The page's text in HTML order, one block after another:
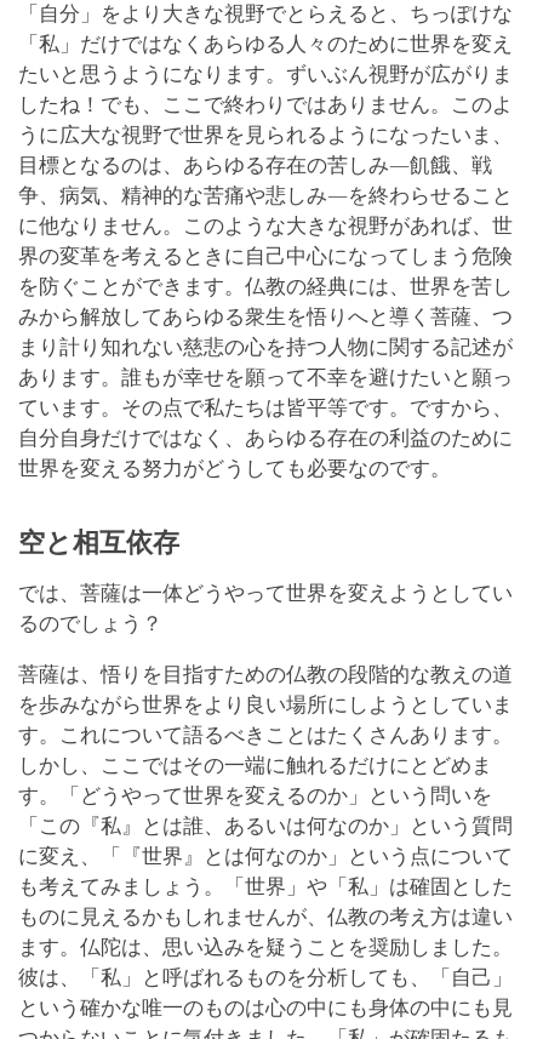
「自分」をより大きな視野でとらえると、ちっぽけな
「私」だけではなくあらゆる人々のために世界を変え
たいと思うようになります。ずいぶん視野が広がりま
したね！でも、ここで終わりではありません。このよ
うに広大な視野で世界を見られるようになったいま、
目標となるのは、あらゆる存在の苦しみ―飢餓、戦
争、病気、精神的な苦痛や悲しみ―を終わらせること
に他なりません。このような大きな視野があれば、世
界の変革を考えるときに自己中心になってしまう危険
を防ぐことができます。仏教の経典には、世界を苦し
みから解放してあらゆる衆生を悟りへと導く菩薩、つ
まり計り知れない慈悲の心を持つ人物に関する記述が
あります。誰もが幸せを願って不幸を避けたいと願っ
ています。その点で私たちは皆平等です。ですから、
自分自身だけではなく、あらゆる存在の利益のために
世界を変える努力がどうしても必要なのです。
空と相互依存
では、菩薩は一体どうやって世界を変えようとしてい
るのでしょう？
菩薩は、悟りを目指すための仏教の段階的な教えの道
を歩みながら世界をより良い場所にしようとしていま
す。これについて語るべきことはたくさんあります。
しかし、ここではその一端に触れるだけにとどめま
す。「どうやって世界を変えるのか」という問いを
「この『私』とは誰、あるいは何なのか」という質問
に変え、「『世界』とは何なのか」という点について
も考えてみましょう。「世界」や「私」は確固とした
ものに見えるかもしれませんが、仏教の考え方は違い
ます。仏陀は、思い込みを疑うことを奨励しました。
彼は、「私」と呼ばれるものを分析しても、「自己」
という確かな唯一のものは心の中にも身体の中にも見